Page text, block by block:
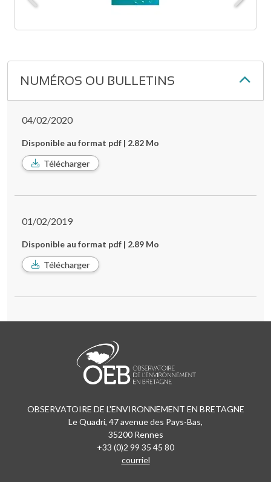
NUMÉROS OU BULLETINS
04/02/2020
Disponible au format pdf | 2.82 Mo
Télécharger
01/02/2019
Disponible au format pdf | 2.89 Mo
Télécharger
OBSERVATOIRE DE L'ENVIRONNEMENT EN BRETAGNE
Le Quadri, 47 avenue des Pays-Bas,
35200 Rennes
+33 (0)2 99 35 45 80
courriel